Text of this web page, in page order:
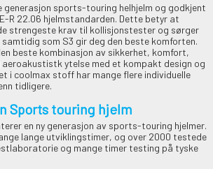
generasjon sports-touring helhjelm og godkjent
R 22.06 hjelmstandarden. Dette betyr at
strengeste krav til kollisjonstester og sørger
som S3 gir deg den beste komforten.
beste kombinasjon av sikkerhet, komfort,
ytelse med et kompakt design og
i coolmax stoff har mange flere individuelle
tidligere.
Sports touring hjelm
en ny generasjon av sports-touring hjelmer.
lange utviklingstimer, og over 2000 testede
og mange timer testing på tyske